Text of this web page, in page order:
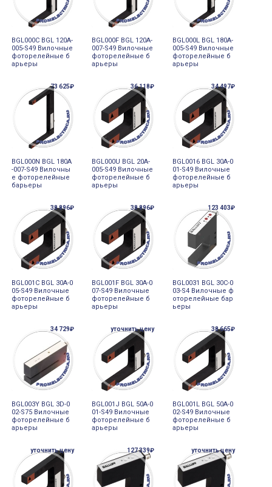
BGL000C BGL 120A-
005-S49 Вилочные
фоторелейные б
арьеры
BGL000F BGL 120A-
007-S49 Вилочные
фоторелейные б
арьеры
BGL000L BGL 180A-
005-S49 Вилочные
фоторелейные б
арьеры
73 625₽
BGL000N BGL 180A
-007-S49 Вилочны
е фоторелейные
барьеры
36 118₽
BGL000U BGL 20A-
005-S49 Вилочные
фоторелейные б
арьеры
34 497₽
BGL0016 BGL 30A-0
01-S49 Вилочные
фоторелейные б
арьеры
38 896₽
BGL001C BGL 30A-0
05-S49 Вилочные
фоторелейные б
арьеры
38 896₽
BGL001F BGL 30A-0
07-S49 Вилочные
фоторелейные б
арьеры
123 403₽
BGL0031 BGL 30C-0
03-S4 Вилочные ф
оторелейные бар
ьеры
34 729₽
BGL003Y BGL 3D-0
02-S75 Вилочные
фоторелейные б
арьеры
уточнить цену
BGL001J BGL 50A-0
01-S49 Вилочные
фоторелейные б
арьеры
38 665₽
BGL001L BGL 50A-0
02-S49 Вилочные
фоторелейные б
арьеры
уточнить цену 127 339₽ уточнить цену